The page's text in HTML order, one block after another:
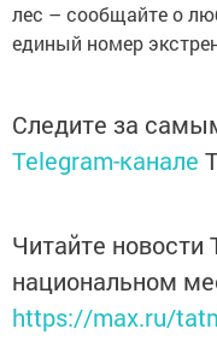
лес – сообщайте о
единый номер
Следите за
Telegram-канале
Читайте новости
национальном
https://max.ru/